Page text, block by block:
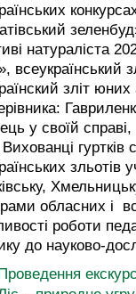
натураліста
всеукраїнський
зліт юних
у своїй
Вихованці
зльотів
обласних і
роботи
до науково-